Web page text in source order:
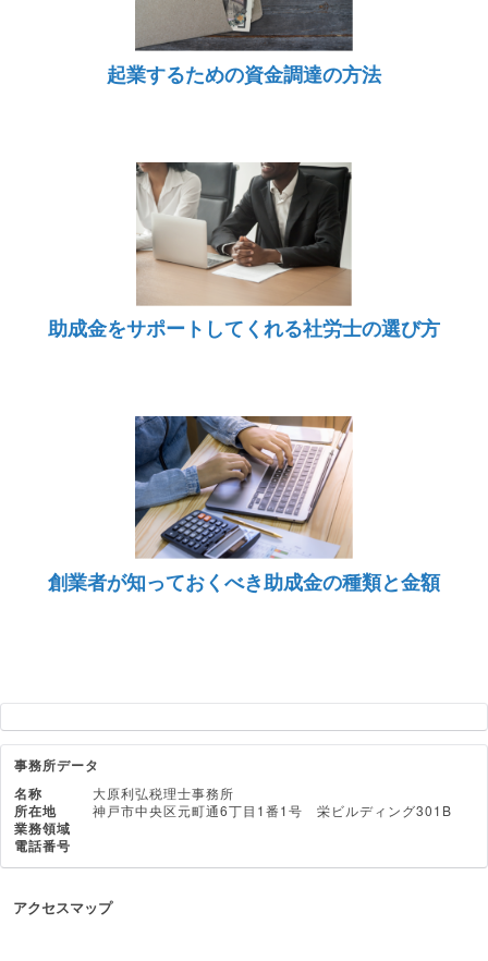
起業するための資金調達の方法
助成金をサポートしてくれる社労士の選び方
創業者が知っておくべき助成金の種類と金額
事務所データ
名称
大原利弘税理士事務所
所在地 神戸市中央区元町通6丁目1番1号 栄ビルディング301B
業務領域
電話番号
アクセスマップ